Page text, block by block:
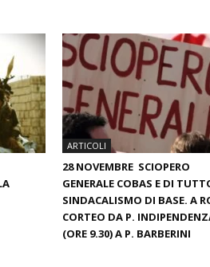
ARTICOLI
28 NOVEMBRE SCIOPERO
GENERALE COBAS E DI
SINDACALISMO DI BASE. A
CORTEO DA P.
(ORE 9.30) A P. BARBERINI